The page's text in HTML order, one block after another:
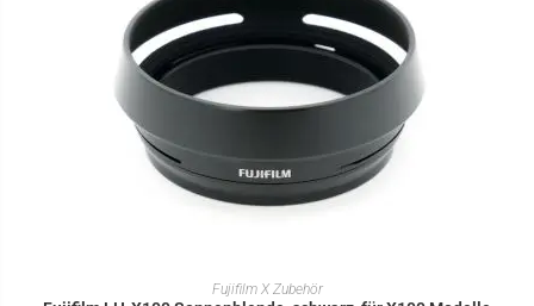
IN DEN WARENKORB
Fujifilm X Zubehör